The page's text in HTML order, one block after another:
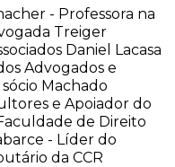
- Professora na
Treiger
Daniel Lacasa
Advogados e
Machado
e Apoiador do
de Direito
- Líder do
da CCR